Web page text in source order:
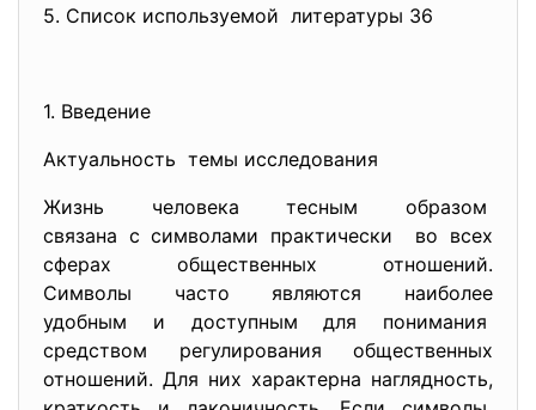
5. Список используемой литературы 36
1. Введение
Актуальность темы исследования
Жизнь человека тесным образом
связана с символами практически во всех
сферах общественных отношений.
Символы часто являются наиболее
удобным и доступным для понимания
средством регулирования общественных
отношений. Для них характерна наглядность,